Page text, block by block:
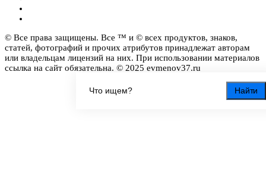
Найти
© Все права защищены. Все ™ и © всех продуктов, знаков,
статей, фотографий и прочих атрибутов принадлежат авторам
или владельцам лицензий на них. При использовании материалов
ссылка на сайт обязательна. © 2025 evmenov37.ru